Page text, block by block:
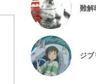
難解
ジ